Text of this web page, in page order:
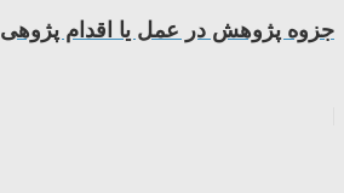
جزوه پژوهش در عمل یا اقدام پژوهی